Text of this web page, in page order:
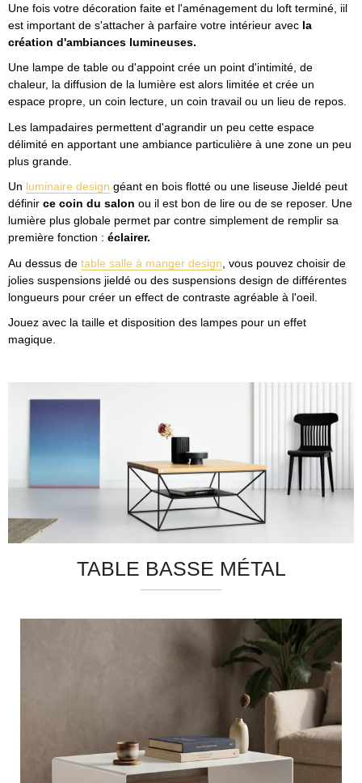
Une fois votre décoration faite et l'aménagement du loft terminé, iil
est important de s'attacher à parfaire votre intérieur avec la
création d'ambiances lumineuses.
Une lampe de table ou d'appoint crée un point d'intimité, de
chaleur, la diffusion de la lumière est alors limitée et crée un
espace propre, un coin lecture, un coin travail ou un lieu de repos.
Les lampadaires permettent d'agrandir un peu cette espace
délimité en apportant une ambiance particulière à une zone un peu
plus grande.
Un luminaire design géant en bois flotté ou une liseuse Jieldé peut
définir ce coin du salon ou il est bon de lire ou de se reposer. Une
lumière plus globale permet par contre simplement de remplir sa
première fonction : éclairer.
Au dessus de table salle à manger design , vous pouvez choisir de
jolies suspensions jieldé ou des suspensions design de différentes
longueurs pour créer un effect de contraste agréable à l'oeil.
Jouez avec la taille et disposition des lampes pour un effet
magique.
TABLE BASSE MÉTAL